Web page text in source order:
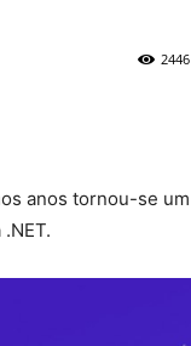
2446
anos tornou-se um